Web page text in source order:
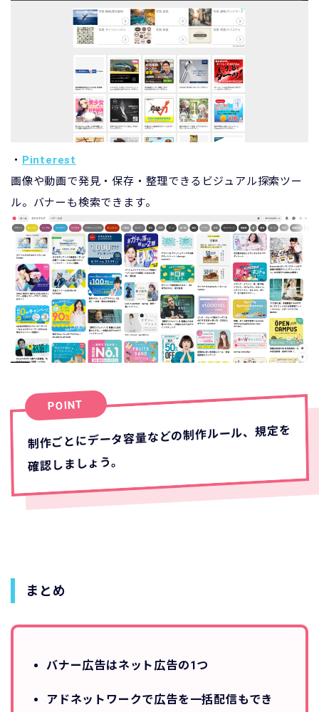
・ Pinterest
画像や動画で発見・保存・整理できるビジュアル探索ツー
ル。バナーも検索できます。
POINT
制作ごとにデータ容量などの制作ルール、規定を
確認しましょう。
まとめ
バナー広告はネット広告の1つ
アドネットワークで広告を一括配信もでき